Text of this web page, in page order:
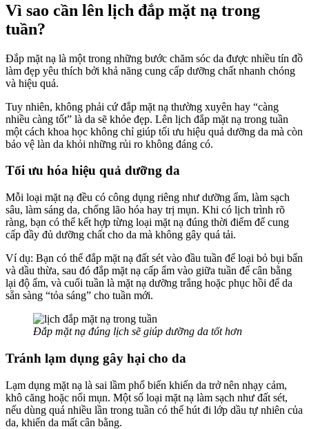
Vì sao cần lên lịch đắp mặt nạ trong
tuần?
Đắp mặt nạ là một trong những bước chăm sóc da được nhiều tín đồ
làm đẹp yêu thích bởi khả năng cung cấp dưỡng chất nhanh chóng
và hiệu quả.
Tuy nhiên, không phải cứ đắp mặt nạ thường xuyên hay “càng
nhiều càng tốt” là da sẽ khỏe đẹp. Lên lịch đắp mặt nạ trong tuần
một cách khoa học không chỉ giúp tối ưu hiệu quả dưỡng da mà còn
bảo vệ làn da khỏi những rủi ro không đáng có.
Tối ưu hóa hiệu quả dưỡng da
Mỗi loại mặt nạ đều có công dụng riêng như dưỡng ẩm, làm sạch
sâu, làm sáng da, chống lão hóa hay trị mụn. Khi có lịch trình rõ
ràng, bạn có thể kết hợp từng loại mặt nạ đúng thời điểm để cung
cấp đầy đủ dưỡng chất cho da mà không gây quá tải.
Ví dụ: Bạn có thể đắp mặt nạ đất sét vào đầu tuần để loại bỏ bụi bẩn
và dầu thừa, sau đó đắp mặt nạ cấp ẩm vào giữa tuần để cân bằng
lại độ ẩm, và cuối tuần là mặt nạ dưỡng trắng hoặc phục hồi để da
sẵn sàng “tỏa sáng” cho tuần mới.
Đắp mặt nạ đúng lịch sẽ giúp dưỡng da tốt hơn
Tránh lạm dụng gây hại cho da
Lạm dụng mặt nạ là sai lầm phổ biến khiến da trở nên nhạy cảm,
khô căng hoặc nổi mụn. Một số loại mặt nạ làm sạch như đất sét,
nếu dùng quá nhiều lần trong tuần có thể hút đi lớp dầu tự nhiên của
da, khiến da mất cân bằng.